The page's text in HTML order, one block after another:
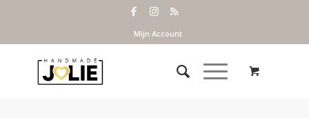
Mijn Account